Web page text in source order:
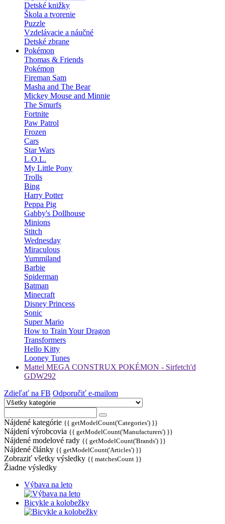
Detské knižky
Škola a tvorenie
Puzzle
Vzdelávacie a náučné
Detské zbrane
Pokémon
Thomas & Friends
Pokémon
Fireman Sam
Masha and The Bear
Mickey Mouse and Minnie
The Smurfs
Fortnite
Paw Patrol
Frozen
Cars
Star Wars
L.O.L.
My Little Pony
Trolls
Bing
Harry Potter
Peppa Pig
Gabby's Dollhouse
Minions
Stitch
Wednesday
Miraculous
Yummiland
Barbie
Spiderman
Batman
Minecraft
Disney Princess
Sonic
Super Mario
How to Train Your Dragon
Transformers
Hello Kitty
Looney Tunes
Mattel MEGA CONSTRUX POKÉMON - Sirfetch'd
GDW292
Zdieľať na FB Odporučiť e-mailom
Nájdené kategórie {{ getModelCount('Categories') }}
Nájdení výrobcovia {{ getModelCount('Manufacturers') }}
Nájdené modelové rady {{ getModelCount('Brands') }}
Nájdené články {{ getModelCount('Articles') }}
Zobraziť všetky výsledky {{ matchesCount }}
Žiadne výsledky
Výbava na leto
Bicykle a kolobežky